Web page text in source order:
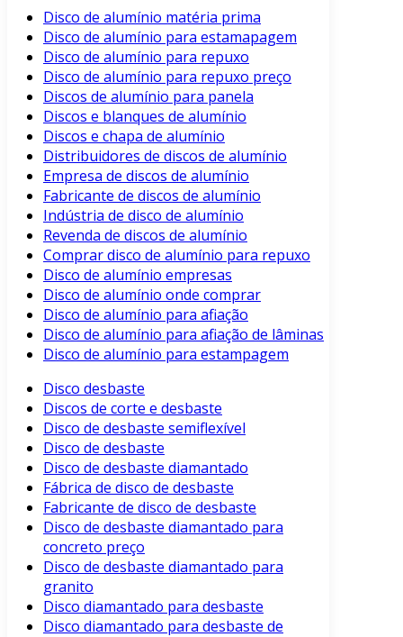
Disco de alumínio matéria prima
Disco de alumínio para estamapagem
Disco de alumínio para repuxo
Disco de alumínio para repuxo preço
Discos de alumínio para panela
Discos e blanques de alumínio
Discos e chapa de alumínio
Distribuidores de discos de alumínio
Empresa de discos de alumínio
Fabricante de discos de alumínio
Indústria de disco de alumínio
Revenda de discos de alumínio
Comprar disco de alumínio para repuxo
Disco de alumínio empresas
Disco de alumínio onde comprar
Disco de alumínio para afiação
Disco de alumínio para afiação de lâminas
Disco de alumínio para estampagem
Disco desbaste
Discos de corte e desbaste
Disco de desbaste semiflexível
Disco de desbaste
Disco de desbaste diamantado
Fábrica de disco de desbaste
Fabricante de disco de desbaste
Disco de desbaste diamantado para
concreto preço
Disco de desbaste diamantado para
granito
Disco diamantado para desbaste
Disco diamantado para desbaste de